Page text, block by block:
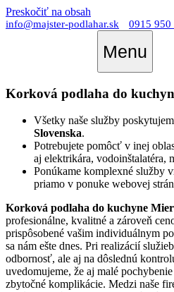
Preskočiť na obsah
info@majster-podlahar.sk 0915 950
Menu
Korková podlaha do
Všetky naše služby
Slovenska.
Potrebujete pomôcť v inej
aj elektrikára, vodoinštalatéra,
Ponúkame komplexné služby
priamo v ponuke webovej
Korková podlaha do kuchyne
profesionálne, kvalitné a zároveň
prispôsobené vašim individuálnym
sa nám ešte dnes. Pri realizácií
odbornosť, ale aj na dôslednú
uvedomujeme, že aj malé
zbytočné komplikácie. Medzi naše